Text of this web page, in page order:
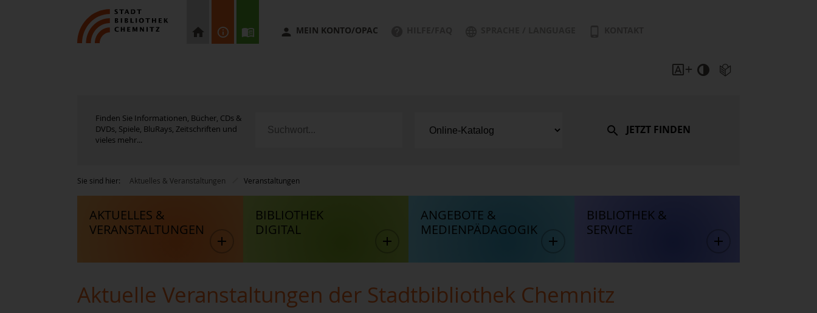
MEIN KONTO/OPAC
Finden Sie Informationen, Bücher, CDs &
DVDs, Spiele, BluRays, Zeitschriften und
vieles mehr...
JETZT FINDEN
Sie sind hier: Aktuelles & Veranstaltungen Veranstaltungen
AKTUELLES &
VERANSTALTUNGEN
BIBLIOTHEK
DIGITAL
ANGEBOTE &
MEDIENPÄDAGOGIK
BIBLIOTHEK &
SERVICE
Aktuelle Veranstaltungen der Stadtbibliothek Chemnitz